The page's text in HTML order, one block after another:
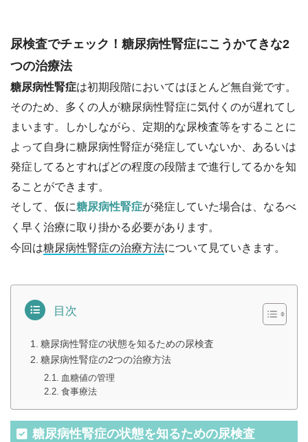
尿検査でチェック！糖尿病性腎症にこうかてきな2
つの治療法
糖尿病性腎症は初期段階においてはほとんど無自覚です。
そのため、多くの人が糖尿病性腎症に気付くのが遅れてし
まいます。しかしながら、定期的な尿検査等をすることに
よって自身に糖尿病性腎症が発症していないか、あるいは
発症してるとすればどの程度の段階まで進行してるかを知
ることができます。
そして、仮に糖尿病性腎症が発症していた場合は、なるべ
く早く治療に取り掛かる必要があります。
今回は糖尿病性腎症の治療方法について見ていきます。
目次
糖尿病性腎症の状態を知るための尿検査
糖尿病性腎症の2つの治療方法
血糖値の管理
食事療法
糖尿病性腎症の状態を知るための尿検査